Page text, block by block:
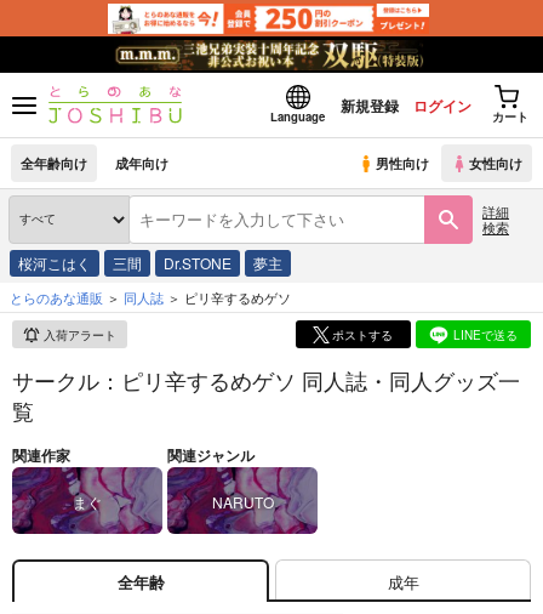
Language
新規登録 ログイン
カート
全年齢向け 成年向け 男性向け 女性向け
詳細
検索
桜河こはく 三間 Dr.STONE 夢主
とらのあな通販 同人誌 ピリ辛するめゲソ
入荷アラート ポストする LINEで送る
サークル：ピリ辛するめゲソ 同人誌・同人グッズ一
覧
関連作家
まぐ
関連ジャンル
NARUTO
全年齢 成年